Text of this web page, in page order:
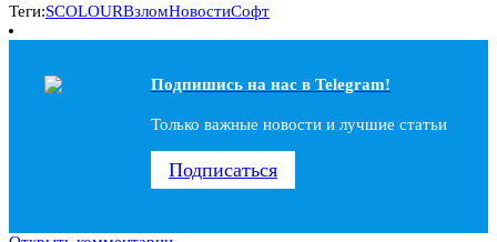
Теги:SCOLOURВзломНовостиСофт
Подпишись на наc в Telegram!
Только важные новости и лучшие статьи
Подписаться